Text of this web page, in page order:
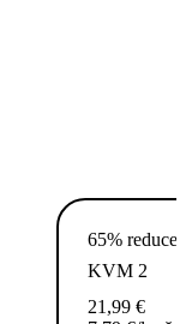
65%
KVM 2
21,99 €